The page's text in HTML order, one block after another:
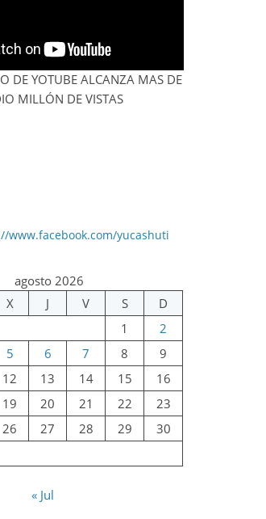
DE YOTUBE ALCANZA MAS DE
MILLÓN DE VISTAS
www.facebook.com/yucashuti
agosto 2026
X J V S
D
1
2
5 6 7 8
9
12 13 14 15
16
19 20 21 22
23
26 27 28 29
30
« Jul